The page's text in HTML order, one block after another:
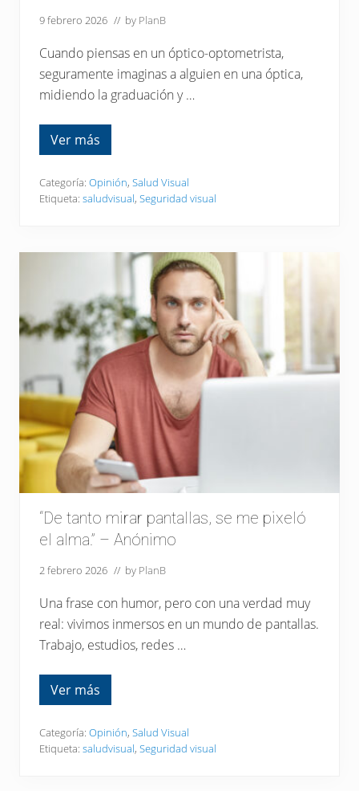
9 febrero 2026 // by PlanB
Cuando piensas en un óptico-optometrista,
seguramente imaginas a alguien en una óptica,
midiendo la graduación y …
M
á
a
l
p
t
i
c
a
:
d
e
s
c
u
b
r
e
l
e
d
d
o
a
l
c
n
c
e
d
l
a
Ver más
Categoría: Opinión, Salud Visual
Etiqueta: saludvisual, Seguridad visual
“De tanto mirar pantallas, se me pixeló
el alma.” – Anónimo
2 febrero 2026 // by PlanB
Una frase con humor, pero con una verdad muy
real: vivimos inmersos en un mundo de pantallas.
Trabajo, estudios, redes …
“
D
t
a
Ver más
Categoría: Opinión, Salud Visual
Etiqueta: saludvisual, Seguridad visual